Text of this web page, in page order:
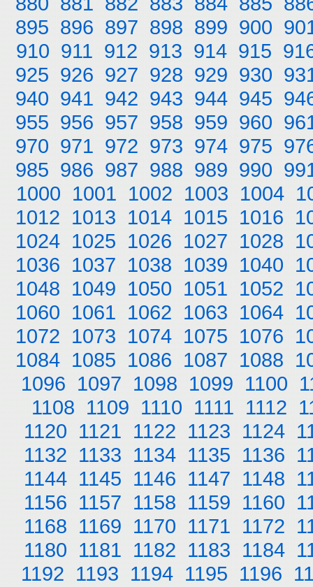
895 896 897 898 899 900
910 911 912 913 914 915
925 926 927 928 929 930
940 941 942 943 944 945
955 956 957 958 959 960
970 971 972 973 974 975
985 986 987 988 989 990
1000 1001 1002 1003 1004
1012 1013 1014 1015 1016
1024 1025 1026 1027 1028
1036 1037 1038 1039 1040
1048 1049 1050 1051 1052
1060 1061 1062 1063 1064
1072 1073 1074 1075 1076
1084 1085 1086 1087 1088
1096 1097 1098 1099 1100
1108 1109 1110 1111 1112
1120 1121 1122 1123 1124
1132 1133 1134 1135 1136
1144 1145 1146 1147 1148
1156 1157 1158 1159 1160
1168 1169 1170 1171 1172
1180 1181 1182 1183 1184
1192 1193 1194 1195 1196